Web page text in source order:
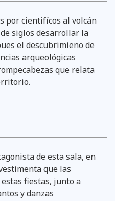
por cientifícos al volcán
siglos desarrollar la
el descubrimieno de
arqueológicas
que relata
de esta sala, en
que las
fiestas, junto a
y danzas